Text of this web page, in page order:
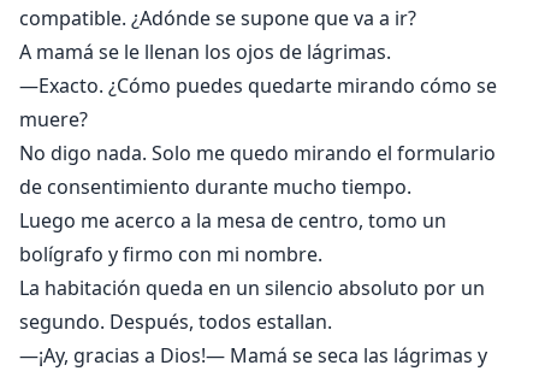
compatible. ¿Adónde se supone que va a ir?
A mamá se le llenan los ojos de lágrimas.
—Exacto. ¿Cómo puedes quedarte mirando cómo se
muere?
No digo nada. Solo me quedo mirando el formulario
de consentimiento durante mucho tiempo.
Luego me acerco a la mesa de centro, tomo un
bolígrafo y firmo con mi nombre.
La habitación queda en un silencio absoluto por un
segundo. Después, todos estallan.
—¡Ay, gracias a Dios!— Mamá se seca las lágrimas y